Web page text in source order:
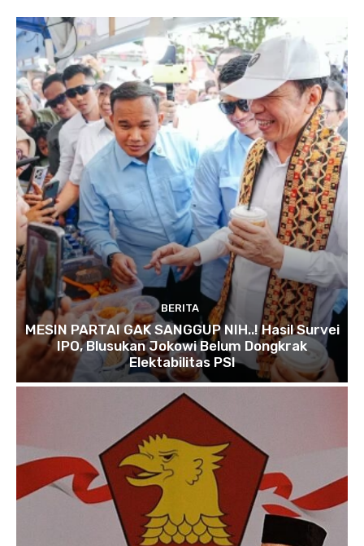
BERITA
MESIN PARTAI GAK SANGGUP NIH..! Hasil Survei
IPO, Blusukan Jokowi Belum Dongkrak
Elektabilitas PSI